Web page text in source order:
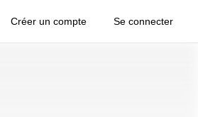
Créer un compte Se connecter